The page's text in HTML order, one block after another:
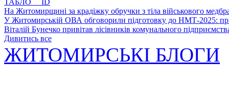
ТАБЛО ID
На Житомирщині за крадіжку обручки з тіла військового
У Житомирській ОВА обговорили підготовку до НМТ-2025:
Віталій Бунечко привітав лісівників комунального
Дивитись все
ЖИТОМИРСЬКІ БЛОГИ